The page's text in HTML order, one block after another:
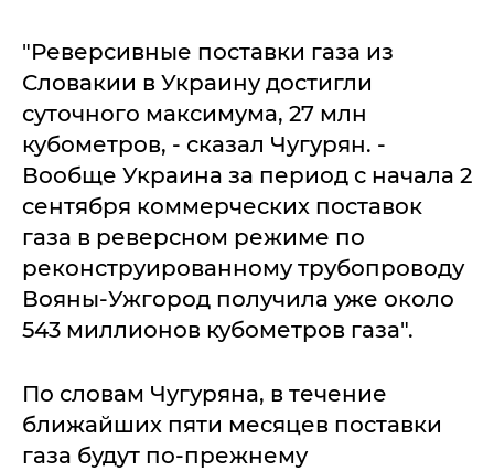
"Реверсивные поставки газа из
Словакии в Украину достигли
суточного максимума, 27 млн
кубометров, - сказал Чугурян. -
Вообще Украина за период с начала 2
сентября коммерческих поставок
газа в реверсном режиме по
реконструированному трубопроводу
Вояны-Ужгород получила уже около
543 миллионов кубометров газа".
По словам Чугуряна, в течение
ближайших пяти месяцев поставки
газа будут по-прежнему